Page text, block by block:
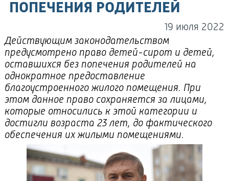
ПОПЕЧЕНИЯ РОДИТЕЛЕЙ
19 июля 2022
Действующим законодательством
предусмотрено право детей-сирот и детей,
оставшихся без попечения родителей на
однократное предоставление
благоустроенного жилого помещения. При
этом данное право сохраняется за лицами,
которые относились к этой категории и
достигли возраста 23 лет, до фактического
обеспечения их жилыми помещениями.